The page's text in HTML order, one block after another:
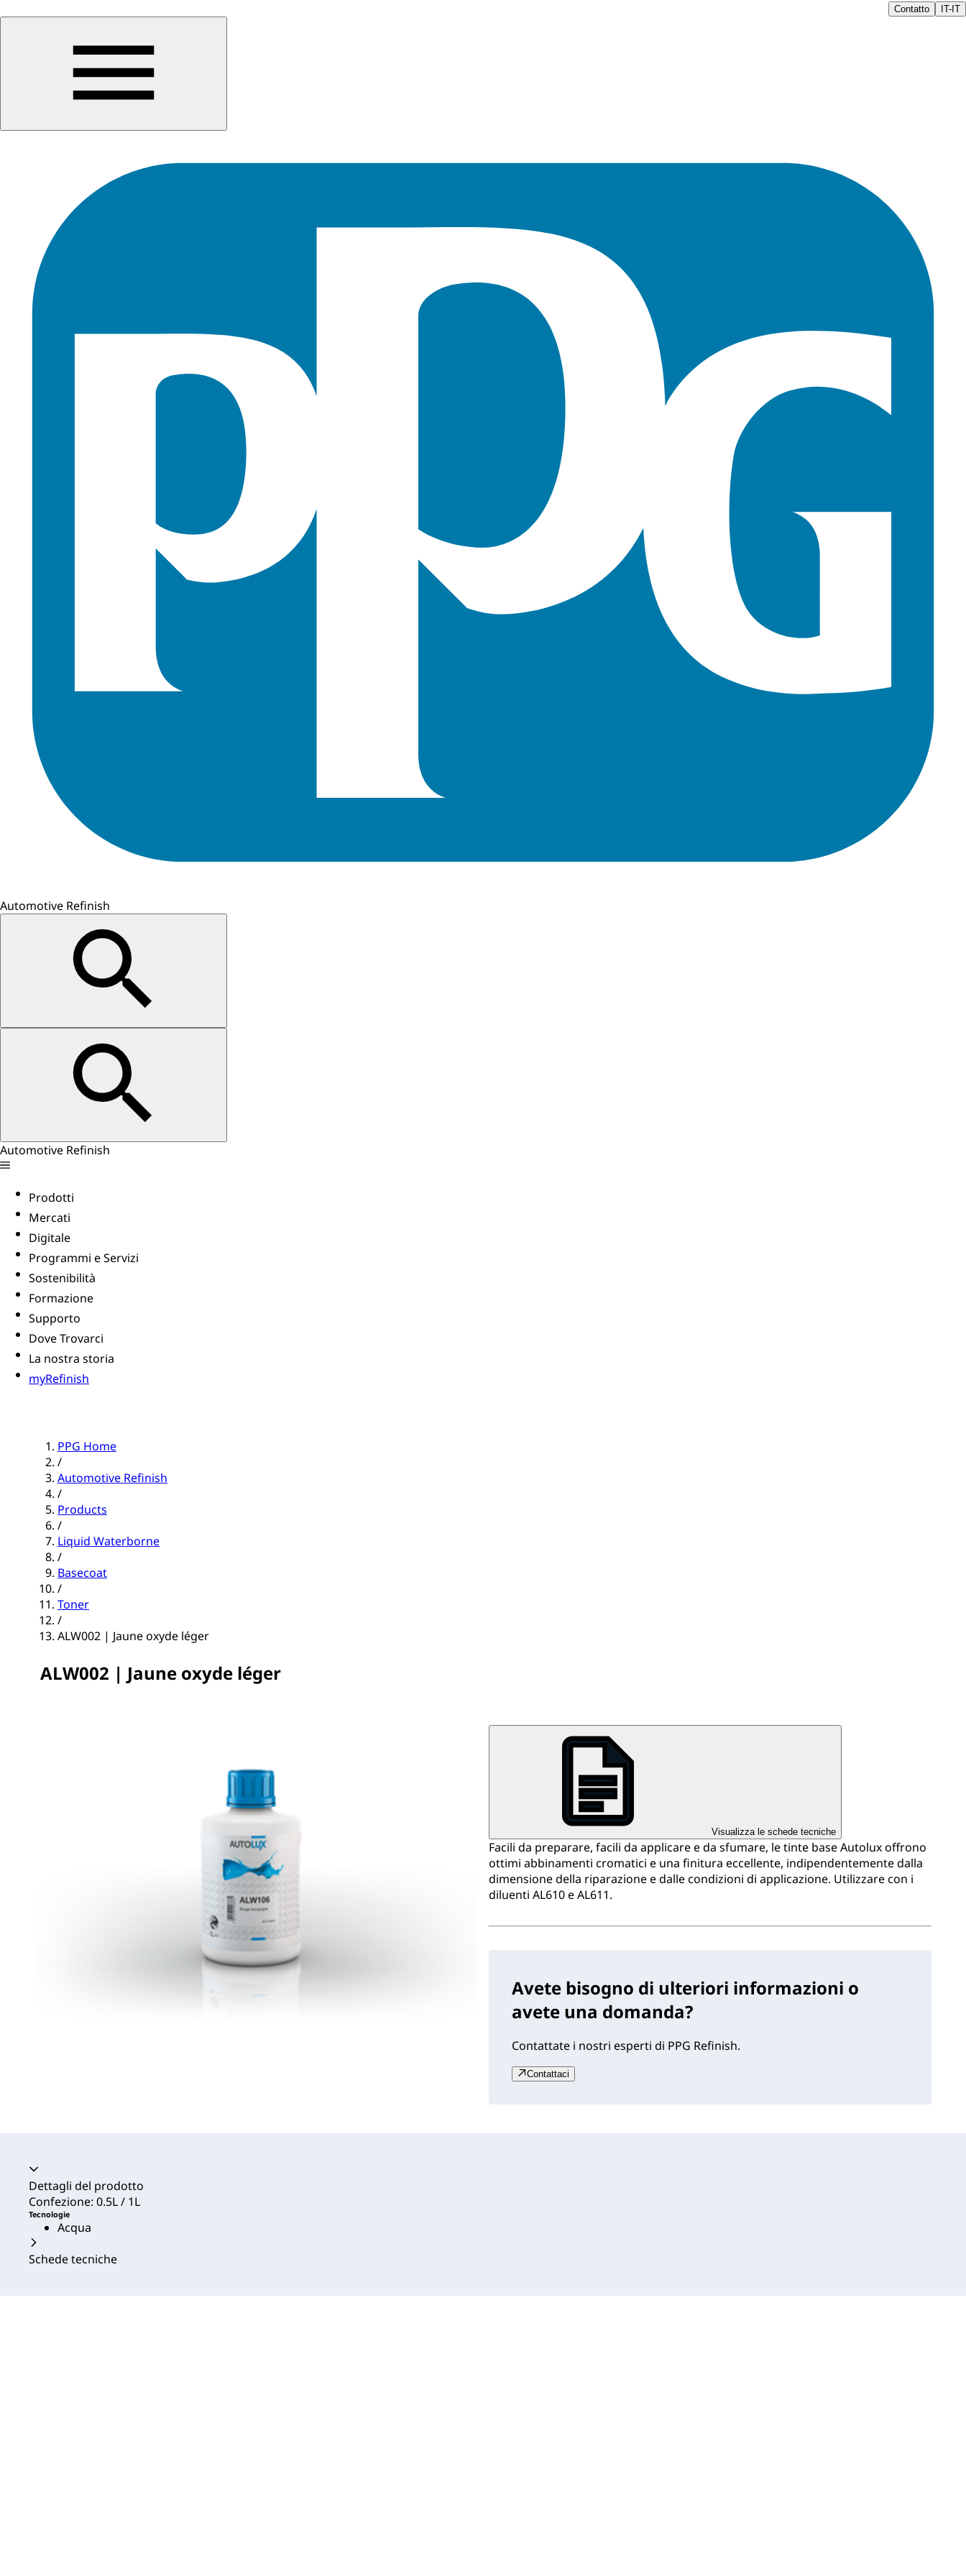
Contatto IT-IT
Automotive Refinish
Automotive Refinish
Prodotti
Mercati
Digitale
Programmi e Servizi
Sostenibilità
Formazione
Supporto
Dove Trovarci
La nostra storia
myRefinish
PPG Home
/
Automotive Refinish
/
Products
/
Liquid Waterborne
/
Basecoat
/
Toner
/
ALW002 | Jaune oxyde léger
ALW002 | Jaune oxyde léger
Visualizza le schede tecniche
Facili da preparare, facili da applicare e da sfumare, le tinte base Autolux offrono
ottimi abbinamenti cromatici e una finitura eccellente, indipendentemente dalla
dimensione della riparazione e dalle condizioni di applicazione. Utilizzare con i
diluenti AL610 e AL611.
Avete bisogno di ulteriori informazioni o
avete una domanda?
Contattate i nostri esperti di PPG Refinish.
Contattaci
Dettagli del prodotto
Confezione: 0.5L / 1L
Tecnologie
Acqua
Schede tecniche